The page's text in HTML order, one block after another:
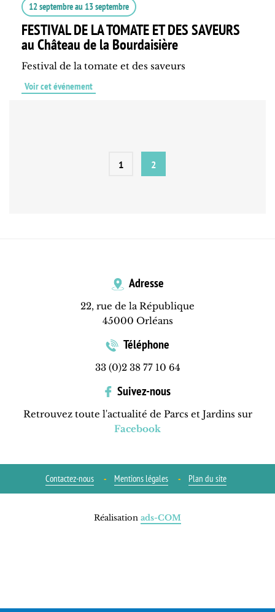
12 septembreau 13 septembre
FESTIVAL DE LA TOMATE ET DES SAVEURS
au Château de la Bourdaisière
Festival de la tomate et des saveurs
Voir cet événement
1 2
Adresse
22, rue de la République
45000 Orléans
Téléphone
33 (0)2 38 77 10 64
Suivez-nous
Retrouvez toute l'actualité de Parcs et Jardins sur
Facebook
Contactez-nous Mentions légales Plan du site
Réalisation ads-COM